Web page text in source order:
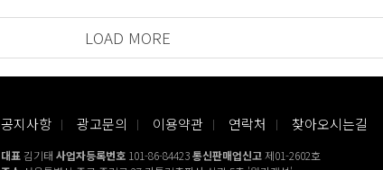
LOAD MORE
공지사항 광고문의 이용약관 연락처 찾아오시는길
대표김기태 사업자등록번호 101-86-84423통신판매업신고제01-2602호